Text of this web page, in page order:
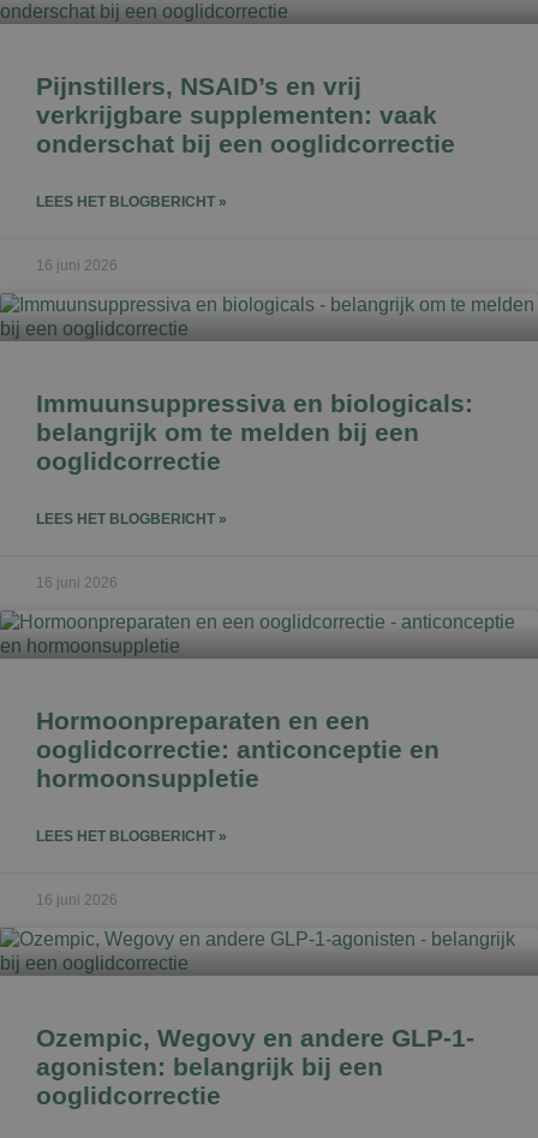
Pijnstillers, NSAID’s en vrij
verkrijgbare supplementen: vaak
onderschat bij een ooglidcorrectie
LEES HET BLOGBERICHT »
16 juni 2026
Immuunsuppressiva en biologicals:
belangrijk om te melden bij een
ooglidcorrectie
LEES HET BLOGBERICHT »
16 juni 2026
Hormoonpreparaten en een
ooglidcorrectie: anticonceptie en
hormoonsuppletie
LEES HET BLOGBERICHT »
16 juni 2026
Ozempic, Wegovy en andere GLP-1-
agonisten: belangrijk bij een
ooglidcorrectie